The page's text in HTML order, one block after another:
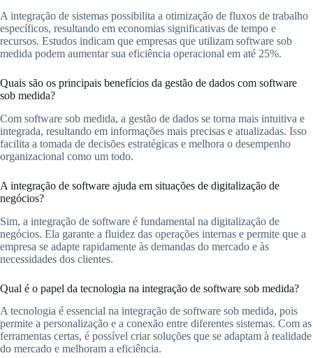
A integração de sistemas possibilita a otimização de fluxos de trabalho
específicos, resultando em economias significativas de tempo e
recursos. Estudos indicam que empresas que utilizam software sob
medida podem aumentar sua eficiência operacional em até 25%.
Quais são os principais benefícios da gestão de dados com software
sob medida?
Com software sob medida, a gestão de dados se torna mais intuitiva e
integrada, resultando em informações mais precisas e atualizadas. Isso
facilita a tomada de decisões estratégicas e melhora o desempenho
organizacional como um todo.
A integração de software ajuda em situações de digitalização de
negócios?
Sim, a integração de software é fundamental na digitalização de
negócios. Ela garante a fluidez das operações internas e permite que a
empresa se adapte rapidamente às demandas do mercado e às
necessidades dos clientes.
Qual é o papel da tecnologia na integração de software sob medida?
A tecnologia é essencial na integração de software sob medida, pois
permite a personalização e a conexão entre diferentes sistemas. Com as
ferramentas certas, é possível criar soluções que se adaptam à realidade
do mercado e melhoram a eficiência.